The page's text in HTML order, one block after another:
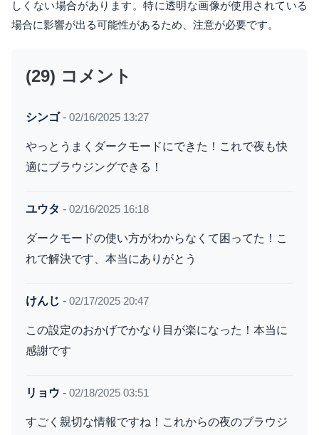
しくない場合があります。特に透明な画像が使用されている
場合に影響が出る可能性があるため、注意が必要です。
(29) コメント
シンゴ- 02/16/2025 13:27
やっとうまくダークモードにできた！これで夜も快
適にブラウジングできる！
ユウタ - 02/16/2025 16:18
ダークモードの使い方がわからなくて困ってた！こ
れで解決です、本当にありがとう
けんじ - 02/17/2025 20:47
この設定のおかげでかなり目が楽になった！本当に
感謝です
リョウ - 02/18/2025 03:51
すごく親切な情報ですね！これからの夜のブラウジ